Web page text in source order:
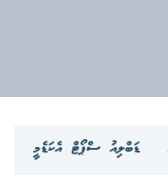
ޑަބްލިއު ސްޕޯޓް އެކަޑެމީ